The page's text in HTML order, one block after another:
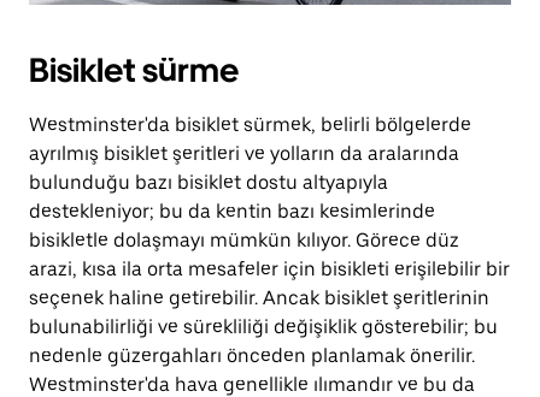
Bisiklet sürme
Westminster'da bisiklet sürmek, belirli bölgelerde
ayrılmış bisiklet şeritleri ve yolların da aralarında
bulunduğu bazı bisiklet dostu altyapıyla
destekleniyor; bu da kentin bazı kesimlerinde
bisikletle dolaşmayı mümkün kılıyor. Görece düz
arazi, kısa ila orta mesafeler için bisikleti erişilebilir bir
seçenek haline getirebilir. Ancak bisiklet şeritlerinin
bulunabilirliği ve sürekliliği değişiklik gösterebilir; bu
nedenle güzergahları önceden planlamak önerilir.
Westminster'da hava genellikle ılımandır ve bu da